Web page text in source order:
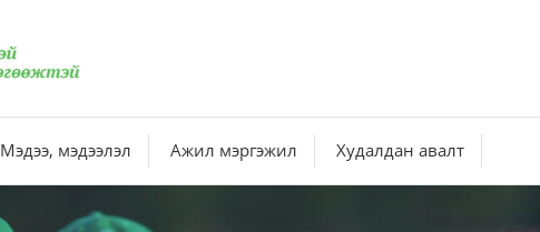
Мэдээ, мэдээлэл Ажил мэргэжил Худалдан авалт